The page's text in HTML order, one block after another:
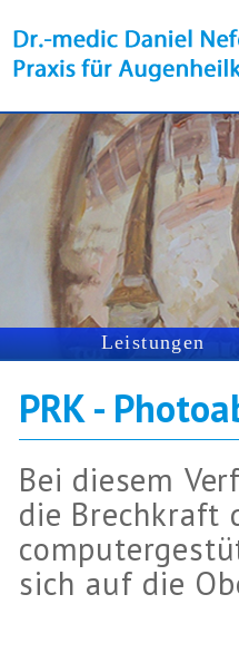
Leistungen
PRK -
Bei diesem
die Brechkraft
sich auf die